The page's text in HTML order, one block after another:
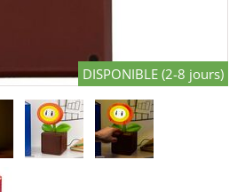
DISPONIBLE (2-8 jours)